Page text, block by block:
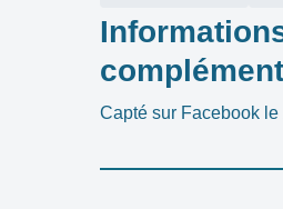
Capté sur Facebook le